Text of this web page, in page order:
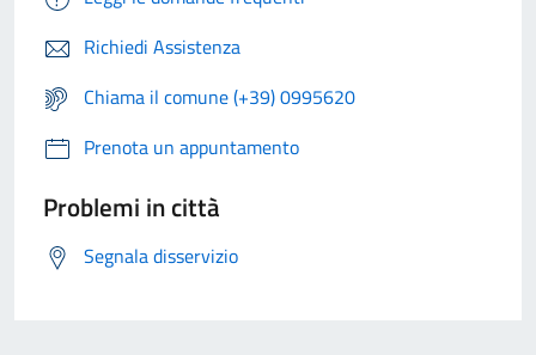
Richiedi Assistenza
Chiama il comune (+39) 0995620
Prenota un appuntamento
Problemi in città
Segnala disservizio